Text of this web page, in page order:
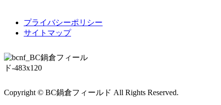
プライバシーポリシー
サイトマップ
Copyright © BC鍋倉フィールド All Rights Reserved.